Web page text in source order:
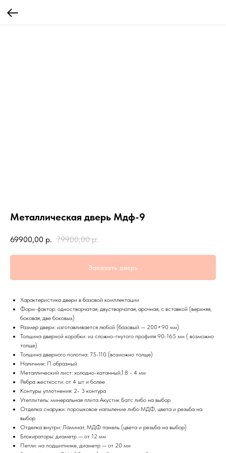
Металлическая дверь Мдф-9
69900,00 р. 79900,00 р.
Заказать дверь
Характеристика двери в базовой комплектации
Форм-фактор: одностворчатая, двустворчатая, арочная, с вставкой (верхняя,
боковая, две боковых)
Размер двери: изготавливается любой (базовый — 200×90 мм)
Толщина дверной коробки: из сложно-гнутого профиля 90-165 мм ( возможно
толще)
Толщина дверного полотна: 75-110 (возможно толще)
Наличник: П образный
Металлический лист: холодно-катанный,1.8 - 4 мм
Ребра жесткости: от 4 шт и более
Контуры уплотнения: 2- 3 контура
Утеплитель: минеральная плита Акустик Батс либо на выбор
Отделка снаружи: порошковое напыление либо МДФ, цвета и резьба на
выбор
Отделка внутри: Ламинат, МДФ панель (цвета и резьба на выбор)
Блокираторы: диаметр — от 12 мм
Петли: на подшипнике, диаметр — от 20 мм